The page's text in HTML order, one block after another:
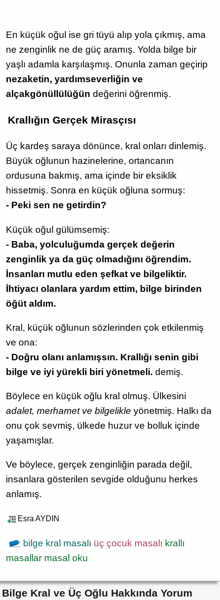
En küçük oğul ise gri tüyü alıp yola çıkmış, ama
ne zenginlik ne de güç aramış. Yolda bilge bir
yaşlı adamla karşılaşmış. Onunla zaman geçirip
nezaketin, yardımseverliğin ve
alçakgönüllülüğün değerini öğrenmiş.
Krallığın Gerçek Mirasçısı
Üç kardeş saraya dönünce, kral onları dinlemiş.
Büyük oğlunun hazinelerine, ortancanın
ordusuna bakmış, ama içinde bir eksiklik
hissetmiş. Sonra en küçük oğluna sormuş:
- Peki sen ne getirdin?
Küçük oğul gülümsemiş:
- Baba, yolculuğumda gerçek değerin
zenginlik ya da güç olmadığını öğrendim.
İnsanları mutlu eden şefkat ve bilgeliktir.
İhtiyacı olanlara yardım ettim, bilge birinden
öğüt aldım.
Kral, küçük oğlunun sözlerinden çok etkilenmiş
ve ona:
- Doğru olanı anlamışsın. Krallığı senin gibi
bilge ve iyi yürekli biri yönetmeli. demiş.
Böylece en küçük oğlu kral olmuş. Ülkesini
adalet, merhamet ve bilgelikle yönetmiş. Halkı da
onu çok sevmiş, ülkede huzur ve bolluk içinde
yaşamışlar.
Ve böylece, gerçek zenginliğin parada değil,
insanlara gösterilen sevgide olduğunu herkes
anlamış.
Esra AYDIN
bilge kral masalı üç çocuk masalı krallı
masallar masal oku
Bilge Kral ve Üç Oğlu Hakkında Yorum